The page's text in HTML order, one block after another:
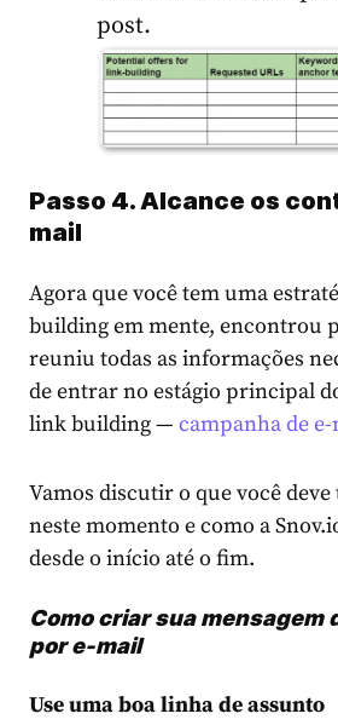
post.
Passo 4. Alcance os
mail
Agora que você tem uma
building em mente, encontrou
reuniu todas as informações
de entrar no estágio principal
link building — campanha de
Vamos discutir o que você
neste momento e como a
desde o início até o fim.
Como criar sua mensagem
por e-mail
Use uma boa linha de assunto